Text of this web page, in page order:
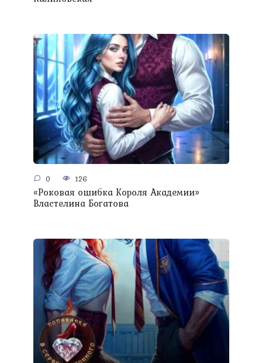
0 126
«Роковая ошибка Короля Академии»
Властелина Богатова